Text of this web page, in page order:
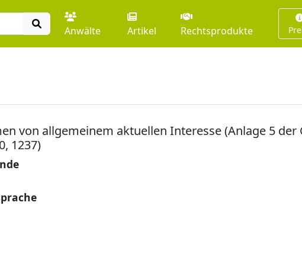
Anwälte Artikel Rechtsprodukte
von allgemeinem aktuellen Interesse (Anlage 5
1237)